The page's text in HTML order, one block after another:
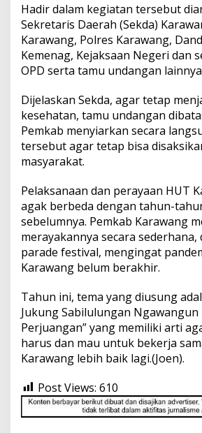
Hadir dalam kegiatan tersebut
Sekretaris Daerah (Sekda)
Karawang, Polres Karawang,
Kemenag, Kejaksaan Negeri dan
OPD serta tamu undangan
Dijelaskan Sekda, agar tetap
kesehatan, tamu undangan
Pemkab menyiarkan secara
tersebut agar tetap bisa
masyarakat.
Pelaksanaan dan perayaan HUT
agak berbeda dengan tahun-
sebelumnya. Pemkab Karawang
merayakannya secara sederhana,
parade festival, mengingat
Karawang ‎belum berakhir.
Tahun ini, tema yang diusung
Jukung Sabilulungan Ngawangun
Perjuangan” yang memiliki arti
harus dan mau untuk bekerja
Karawang lebih baik lagi.(Joen).
Post Views: 610